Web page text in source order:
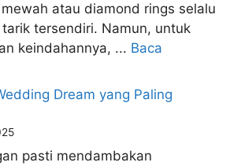
atau diamond rings selalu
tersendiri. Namun, untuk
keindahannya, ... Baca
Dream yang Paling
pasti mendambakan